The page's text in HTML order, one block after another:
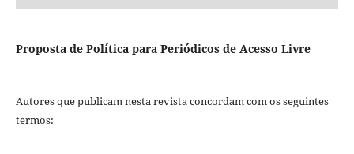
Proposta de Política para Periódicos de Acesso Livre
Autores que publicam nesta revista concordam com os seguintes
termos: